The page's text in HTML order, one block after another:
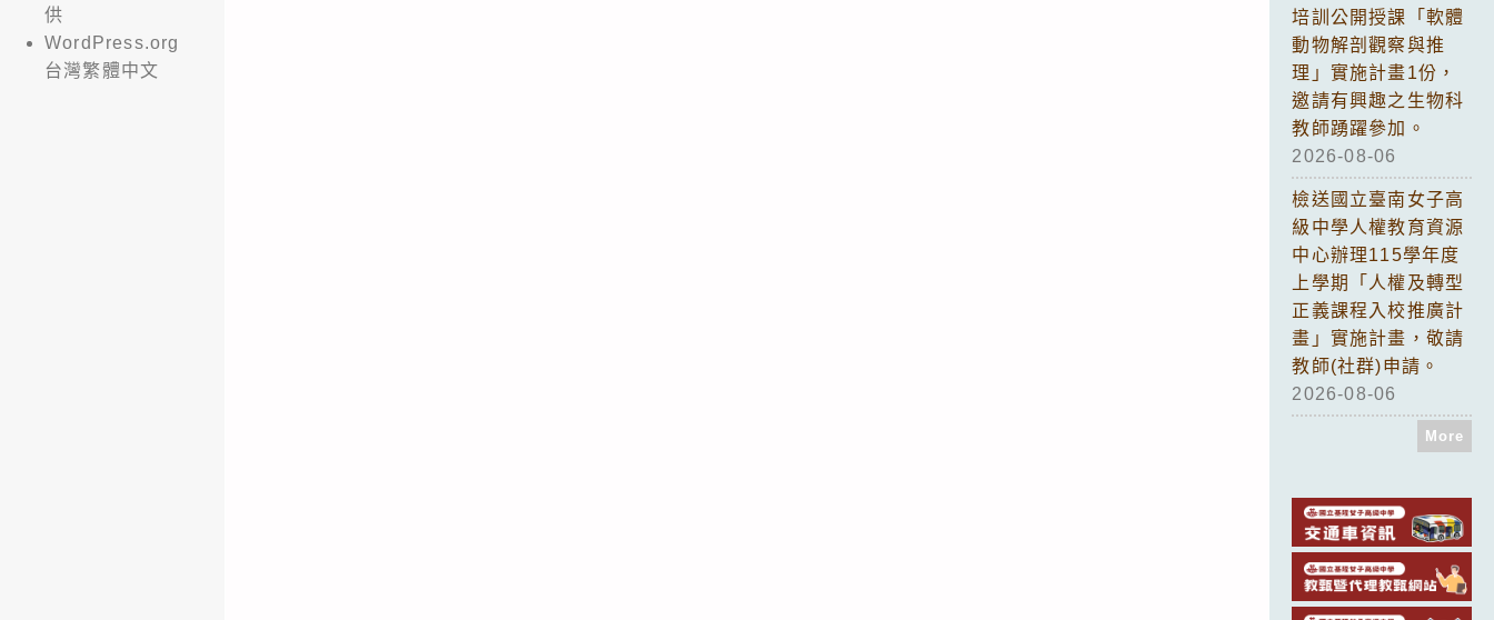
供
WordPress.org
台灣繁體中文
培訓公開授課「軟體
動物解剖觀察與推
理」實施計畫1份，
邀請有興趣之生物科
教師踴躍參加。
2026-08-06
檢送國立臺南女子高
級中學人權教育資源
中心辦理115學年度
上學期「人權及轉型
正義課程入校推廣計
畫」實施計畫，敬請
教師(社群)申請。
2026-08-06
More